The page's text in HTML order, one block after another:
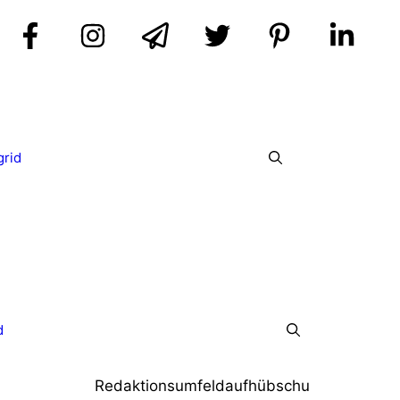
Redaktionsumfeldaufhübschu